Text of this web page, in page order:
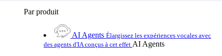
Par produit
AI Agents Élargissez les expériences vocales avec
des agents d'IA conçus à cet effet AI Agents